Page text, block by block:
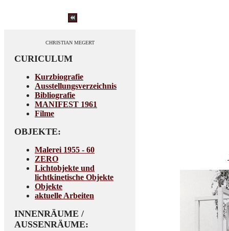
CHRISTIAN MEGERT
CURICULUM
Kurzbiografie
Ausstellungsverzeichnis
Bibliografie
MANIFEST 1961
Filme
OBJEKTE:
Malerei 1955 - 60
ZERO
Lichtobjekte und
lichtkinetische Objekte
Objekte
aktuelle Arbeiten
INNENRÄUME /
AUSSENRÄUME: